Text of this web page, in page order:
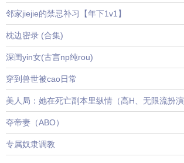
邻家jiejie的禁忌补习【年下1v1】
枕边密录 (合集)
深闺yin女(古言np纯rou)
穿到兽世被cao日常
美人局：她在死亡副本里纵情（高H、无限流扮
夺帝妻（ABO）
专属奴隶调教